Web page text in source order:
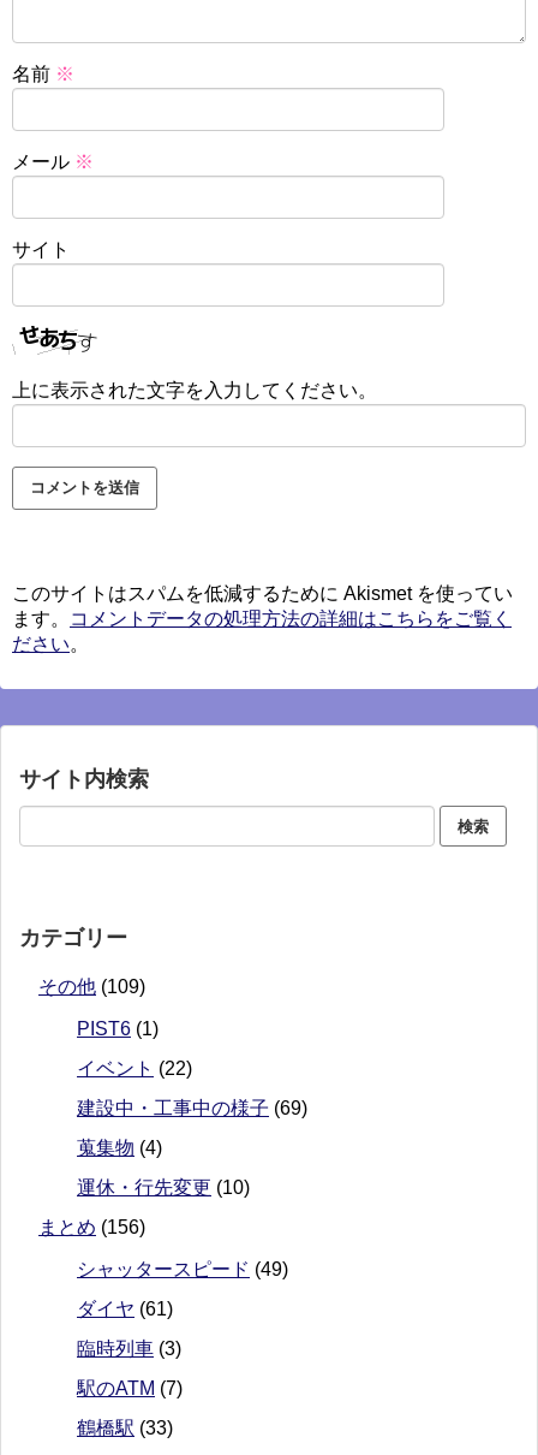
名前 ※
メール ※
サイト
上に表示された文字を入力してください。
このサイトはスパムを低減するために Akismet を使ってい
ます。
コメントデータの処理方法の詳細はこちらをご覧く
ださい。
サイト内検索
カテゴリー
その他 (109)
PIST6 (1)
イベント (22)
建設中・工事中の様子 (69)
蒐集物 (4)
運休・行先変更 (10)
まとめ (156)
シャッタースピード (49)
ダイヤ (61)
臨時列車 (3)
駅のATM (7)
鶴橋駅 (33)